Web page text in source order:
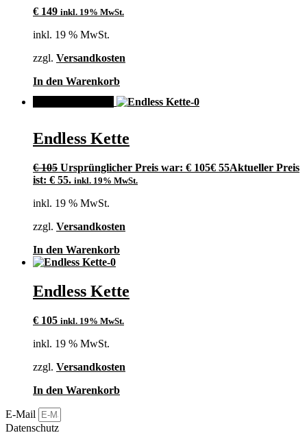
€ 149 inkl. 19% MwSt.
inkl. 19 % MwSt.
zzgl. Versandkosten
In den Warenkorb
Endless Kette
€105 Ursprünglicher Preis war: € 105€ 55Aktueller Preis
ist: € 55. inkl. 19% MwSt.
inkl. 19 % MwSt.
zzgl. Versandkosten
In den Warenkorb
Endless Kette
€ 105 inkl. 19% MwSt.
inkl. 19 % MwSt.
zzgl. Versandkosten
In den Warenkorb
E-Mail
Datenschutz